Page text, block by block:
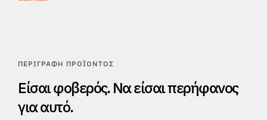
ΠΕΡΙΓΡΑΦΉ ΠΡΟΪΌΝΤΟΣ
Είσαι φοβερός. Να είσαι περήφανος
για αυτό.